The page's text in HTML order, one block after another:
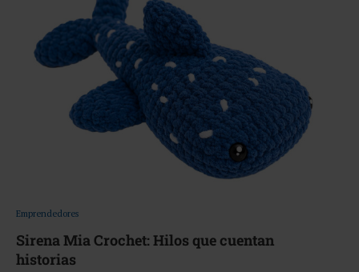
Emprendedores
Sirena Mia Crochet: Hilos que cuentan
historias